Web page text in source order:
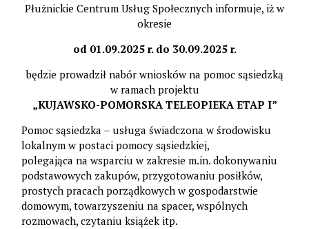
Płużnickie Centrum Usług Społecznych informuje, iż w
okresie
od 01.09.2025 r. do 30.09.2025 r.
będzie prowadził nabór wniosków na pomoc sąsiedzką
w ramach projektu
„KUJAWSKO-POMORSKA TELEOPIEKA ETAP I”
Pomoc sąsiedzka – usługa świadczona w środowisku
lokalnym w postaci pomocy sąsiedzkiej,
polegająca na wsparciu w zakresie m.in. dokonywaniu
podstawowych zakupów, przygotowaniu posiłków,
prostych pracach porządkowych w gospodarstwie
domowym, towarzyszeniu na spacer, wspólnych
rozmowach, czytaniu książek itp.